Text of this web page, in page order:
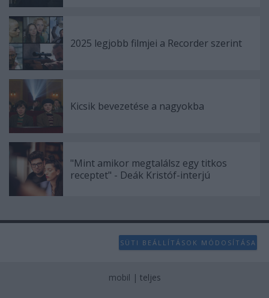
2025 legjobb filmjei a Recorder szerint
Kicsik bevezetése a nagyokba
"Mint amikor megtalálsz egy titkos
receptet" - Deák Kristóf-interjú
SÜTI BEÁLLÍTÁSOK MÓDOSÍTÁSA
mobil | teljes